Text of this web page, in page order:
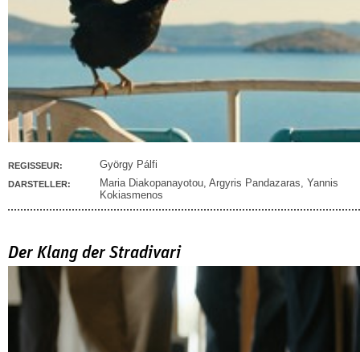
REGISSEUR: György Pálfi
DARSTELLER: Maria Diakopanayotou, Argyris Pandazaras, Yannis
Kokiasmenos
Der Klang der Stradivari